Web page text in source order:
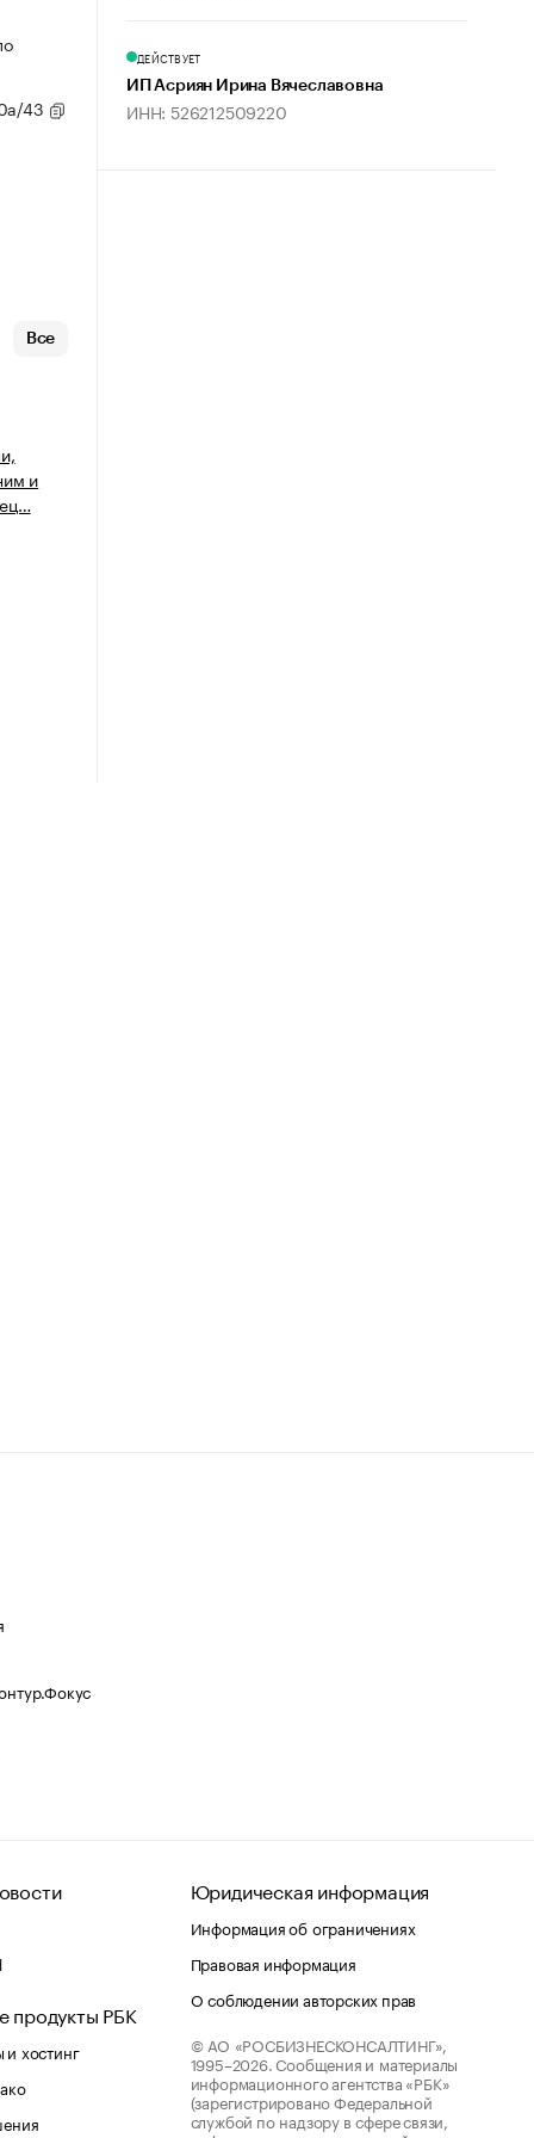
43
Все
и
ДЕЙСТВУЕТ
ИП Асриян Ирина Вячеславовна
ИНН: 526212509220
продукты РБК
хостинг
Юридическая информация
Информация об ограничениях
Правовая информация
О соблюдении авторских прав
© АО «РОСБИЗНЕСКОНСАЛТИНГ»,
1995–2026. Сообщения и материалы
информационного агентства «РБК»
(зарегистрировано Федеральной
службой по надзору в сфере связи,